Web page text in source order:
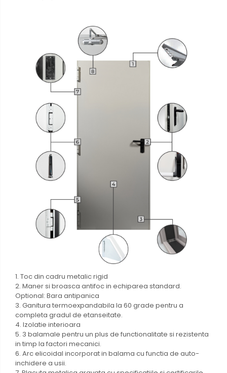
1. Toc din cadru metalic rigid
2. Maner si broasca antifoc in echiparea standard.
Optional: Bara antipanica
3. Ganitura termoexpandabila la 60 grade pentru a
completa gradul de etanseitate.
4. Izolatie interioara
5. 3 balamale pentru un plus de functionalitate si rezistenta
in timp la factori mecanici.
6. Arc elicoidal incorporat in balama cu functia de auto-
inchidere a usii.